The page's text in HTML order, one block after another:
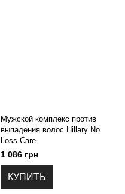
Мужской комплекс против
выпадения волос Hillary No
Loss Care
1 086 грн
КУПИТЬ